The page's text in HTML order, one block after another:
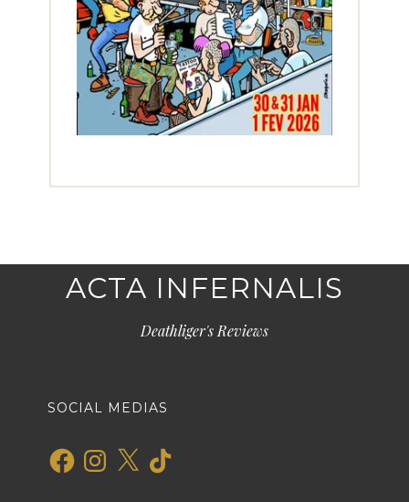
ACTA INFERNALIS
Deathliger's Reviews
SOCIAL MEDIAS
FacebookInstagram
X TikTok